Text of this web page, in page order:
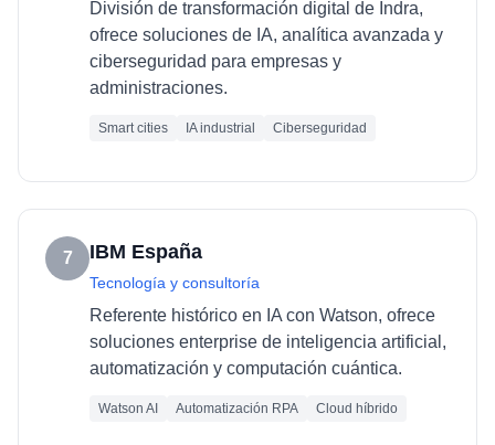
División de transformación digital de Indra,
ofrece soluciones de IA, analítica avanzada y
ciberseguridad para empresas y
administraciones.
Smart cities IA industrial Ciberseguridad
7 IBM España
Tecnología y consultoría
Referente histórico en IA con Watson, ofrece
soluciones enterprise de inteligencia artificial,
automatización y computación cuántica.
Watson AI Automatización RPA Cloud híbrido